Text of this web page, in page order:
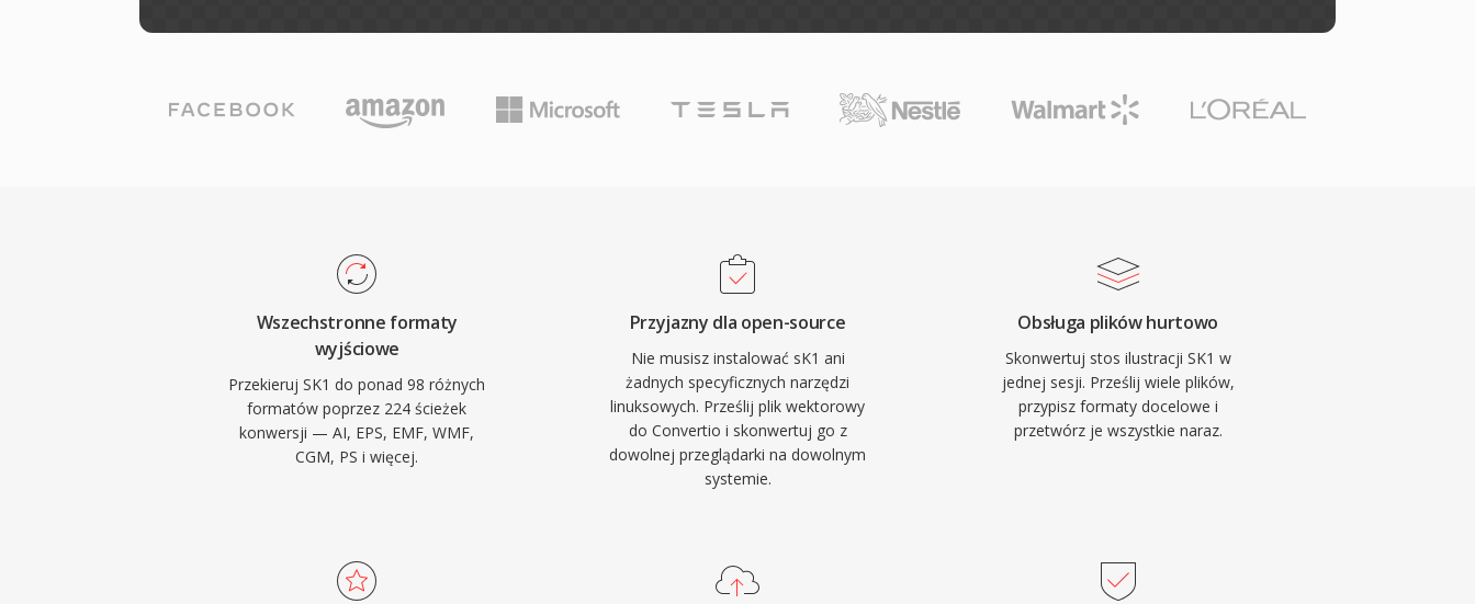
Wszechstronne formaty
wyjściowe
Przekieruj SK1 do ponad 98 różnych
formatów poprzez 224 ścieżek
konwersji — AI, EPS, EMF, WMF,
CGM, PS i więcej.
Przyjazny dla open-source
Nie musisz instalować sK1 ani
żadnych specyficznych narzędzi
linuksowych. Prześlij plik wektorowy
do Convertio i skonwertuj go z
dowolnej przeglądarki na dowolnym
systemie.
Obsługa plików hurtowo
Skonwertuj stos ilustracji SK1 w
jednej sesji. Prześlij wiele plików,
przypisz formaty docelowe i
przetwórz je wszystkie naraz.